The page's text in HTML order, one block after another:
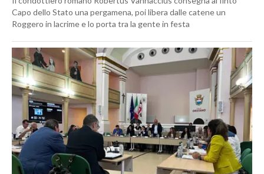
Capo dello Stato una pergamena, poi libera dalle catene un
Roggero in lacrime e lo porta tra la gente in festa